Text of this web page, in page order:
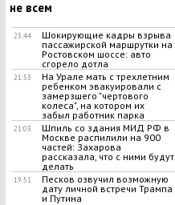
не всем
23:44
Шокирующие кадры взрыва
пассажирской маршрутки на
Ростовском шоссе: авто
сгорело дотла
21:53
На Урале мать с трехлетним
ребенком эвакуировали с
замерзшего "чертового
колеса", на котором их
забыл работник парка
21:03
Шпиль со здания МИД РФ в
Москве распилили на 900
частей: Захарова
рассказала, что с ними будут
делать
19:51
Песков озвучил возможную
дату личной встречи Трампа
и Путина